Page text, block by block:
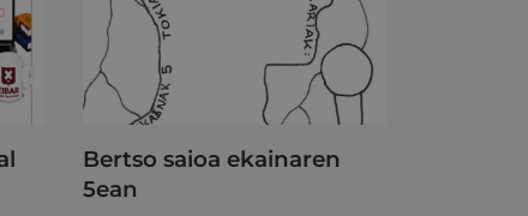
Bertso saioa ekainaren
5ean